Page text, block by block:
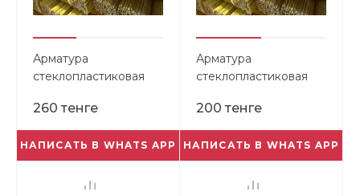
Арматура
стеклопластиковая
260 тенге
НАПИСАТЬ В WHATS APP
Арматура
стеклопластиковая
200 тенге
НАПИСАТЬ В WHATS APP